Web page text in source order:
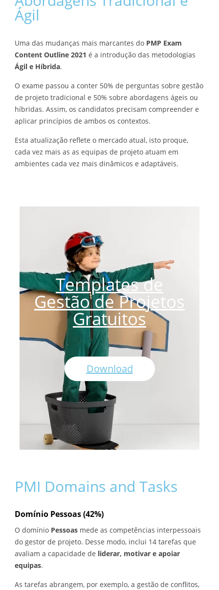
Ágil
Uma das mudanças mais marcantes do PMP Exam
Content Outline 2021 é a introdução das metodologias
Ágil e Híbrida.
O exame passou a conter 50% de perguntas sobre gestão
de projeto tradicional e 50% sobre abordagens ágeis ou
híbridas. Assim, os candidatos precisam compreender e
aplicar princípios de ambos os contextos.
Esta atualização reflete o mercado atual, isto proque,
cada vez mais as as equipas de projeto atuam em
ambientes cada vez mais dinâmicos e adaptáveis.
Templates de
Gestão de Projetos
Gratuitos
Download
PMI Domains and Tasks
Domínio Pessoas (42%)
O domínio Pessoas mede as competências interpessoais
do gestor de projeto. Desse modo, inclui 14 tarefas que
avaliam a capacidade de liderar, motivar e apoiar
equipas.
As tarefas abrangem, por exemplo, a gestão de conflitos,